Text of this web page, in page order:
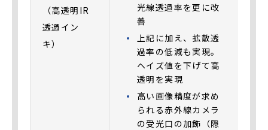
（高透明IR
透過イン
キ）
光線透過率を更に改
善
上記に加え、拡散透
過率の低減も実現。
ヘイズ値を下げて高
透明を実現
高い画像精度が求め
られる赤外線カメラ
の受光口の加飾（隠